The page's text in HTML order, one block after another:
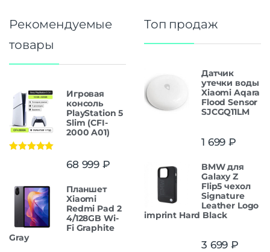
Рекомендуемые
товары
Игровая
консоль
PlayStation 5
Slim (CFI-
2000 A01)
68 999 ₽
Планшет
Xiaomi
Redmi Pad 2
4/128GB Wi-
Fi Graphite
Gray
Топ продаж
Датчик
утечки воды
Xiaomi Aqara
Flood Sensor
SJCGQ11LM
1 699 ₽
BMW для
Galaxy Z
Flip5 чехол
Signature
Leather Logo
imprint Hard Black
3 699 ₽